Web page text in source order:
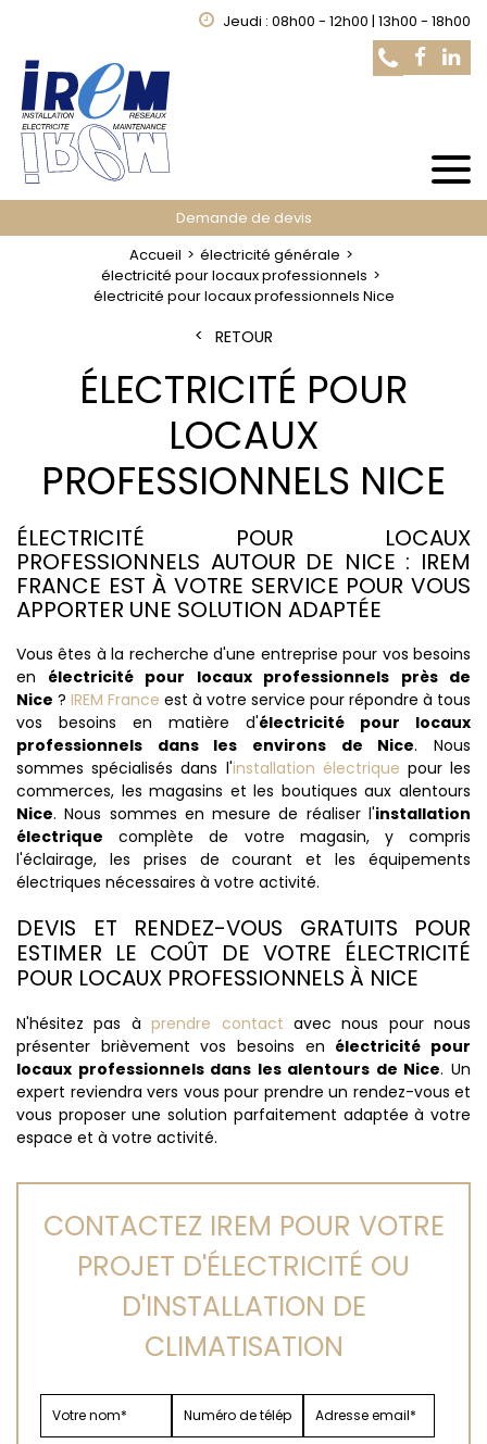
Jeudi : 08h00 - 12h00 | 13h00 - 18h00
Demande de devis
Accueil
électricité générale
électricité pour locaux professionnels
électricité pour locaux professionnels Nice
RETOUR
ÉLECTRICITÉ POUR
LOCAUX
PROFESSIONNELS NICE
ÉLECTRICITÉ POUR LOCAUX
PROFESSIONNELS AUTOUR DE NICE : IREM
FRANCE EST À VOTRE SERVICE POUR VOUS
APPORTER UNE SOLUTION ADAPTÉE
Vous êtes à la recherche d'une entreprise pour vos besoins
en électricité pour locaux professionnels près de
Nice ? IREM France est à votre service pour répondre à tous
vos besoins en matière d'électricité pour locaux
professionnels dans les environs de Nice. Nous
sommes spécialisés dans l'installation électrique pour les
commerces, les magasins et les boutiques aux alentours
Nice. Nous sommes en mesure de réaliser l'installation
électrique complète de votre magasin, y compris
l'éclairage, les prises de courant et les équipements
électriques nécessaires à votre activité.
DEVIS ET RENDEZ-VOUS GRATUITS POUR
ESTIMER LE COÛT DE VOTRE ÉLECTRICITÉ
POUR LOCAUX PROFESSIONNELS À NICE
N'hésitez pas àprendre contact avec nous pour nous
présenter brièvement vos besoins en électricité pour
locaux professionnels dans les alentours de Nice. Un
expert reviendra vers vous pour prendre un rendez-vous et
vous proposer une solution parfaitement adaptée à votre
espace et à votre activité.
CONTACTEZ IREM POUR VOTRE
PROJET D'ÉLECTRICITÉ OU
D'INSTALLATION DE
CLIMATISATION